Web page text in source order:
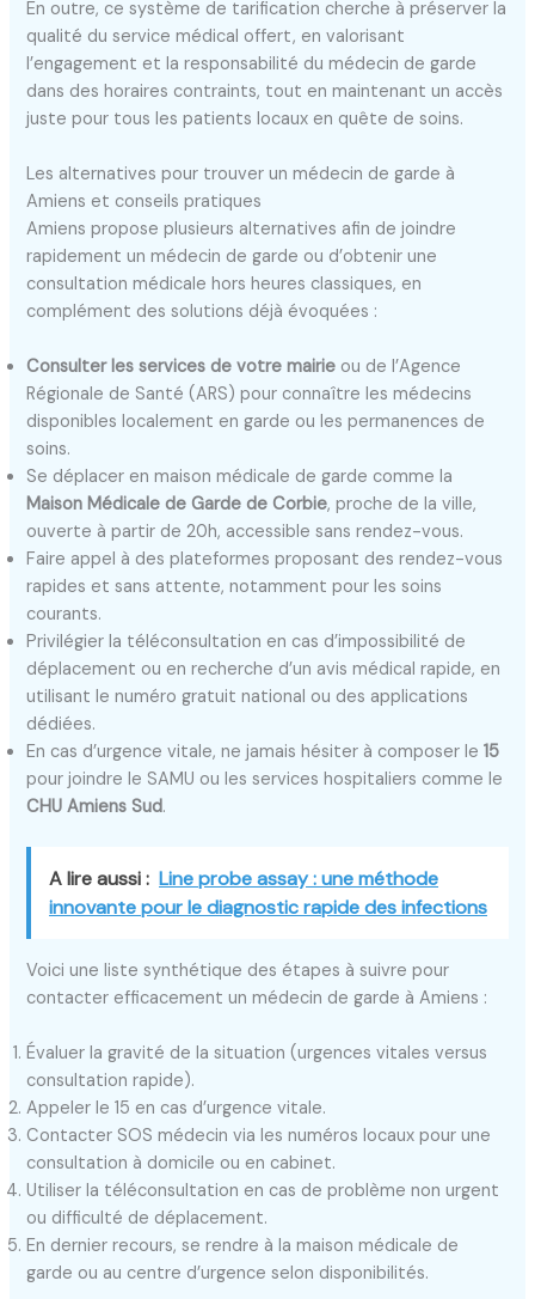
En outre, ce système de tarification cherche à préserver la
qualité du service médical offert, en valorisant
l’engagement et la responsabilité du médecin de garde
dans des horaires contraints, tout en maintenant un accès
juste pour tous les patients locaux en quête de soins.
Les alternatives pour trouver un médecin de garde à
Amiens et conseils pratiques
Amiens propose plusieurs alternatives afin de joindre
rapidement un médecin de garde ou d’obtenir une
consultation médicale hors heures classiques, en
complément des solutions déjà évoquées :
Consulter les services de votre mairie ou de l’Agence
Régionale de Santé (ARS) pour connaître les médecins
disponibles localement en garde ou les permanences de
soins.
Se déplacer en maison médicale de garde comme la
Maison Médicale de Garde de Corbie, proche de la ville,
ouverte à partir de 20h, accessible sans rendez-vous.
Faire appel à des plateformes proposant des rendez-vous
rapides et sans attente, notamment pour les soins
courants.
Privilégier la téléconsultation en cas d’impossibilité de
déplacement ou en recherche d’un avis médical rapide, en
utilisant le numéro gratuit national ou des applications
dédiées.
En cas d’urgence vitale, ne jamais hésiter à composer le15
pour joindre le SAMU ou les services hospitaliers comme le
CHU Amiens Sud.
A lire aussi : Line probe assay : une méthode
innovante pour le diagnostic rapide des infections
Voici une liste synthétique des étapes à suivre pour
contacter efficacement un médecin de garde à Amiens :
Évaluer la gravité de la situation (urgences vitales versus
consultation rapide).
Appeler le 15 en cas d’urgence vitale.
Contacter SOS médecin via les numéros locaux pour une
consultation à domicile ou en cabinet.
Utiliser la téléconsultation en cas de problème non urgent
ou difficulté de déplacement.
En dernier recours, se rendre à la maison médicale de
garde ou au centre d’urgence selon disponibilités.